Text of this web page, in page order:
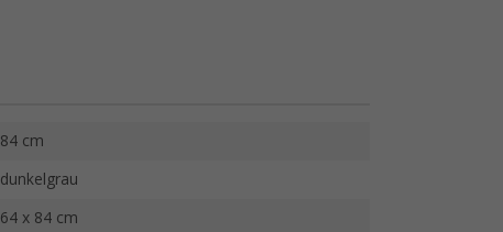
84 cm
dunkelgrau
64 x 84 cm